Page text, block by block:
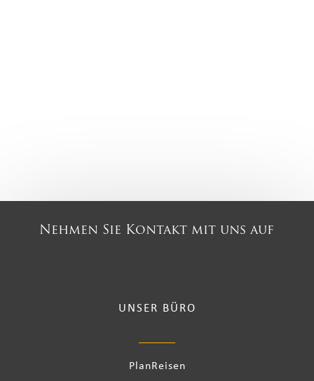
Nehmen Sie Kontakt mit uns auf
UNSER BÜRO
PlanReisen